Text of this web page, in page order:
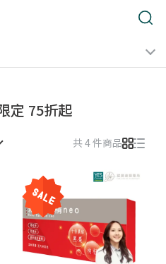
定 75折起
共 4 件商品